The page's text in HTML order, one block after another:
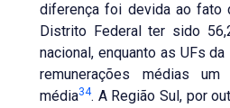
diferença foi devida ao fato
Distrito Federal ter sido
nacional, enquanto as UFs
remunerações médias
média34. A Região Sul, por